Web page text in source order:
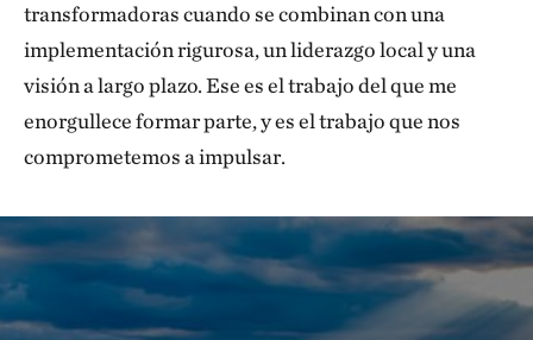
transformadoras cuando se combinan con una
implementación rigurosa, un liderazgo local y una
visión a largo plazo. Ese es el trabajo del que me
enorgullece formar parte, y es el trabajo que nos
comprometemos a impulsar.